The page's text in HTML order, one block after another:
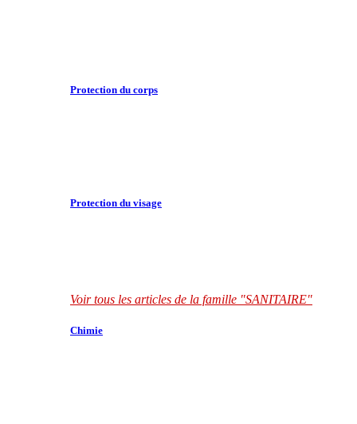
Protection du corps
Protection du visage
Voir tous les articles de la famille "SANITAIRE"
Chimie